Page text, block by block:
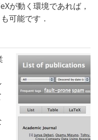
が動く環境であれば，
可能です．